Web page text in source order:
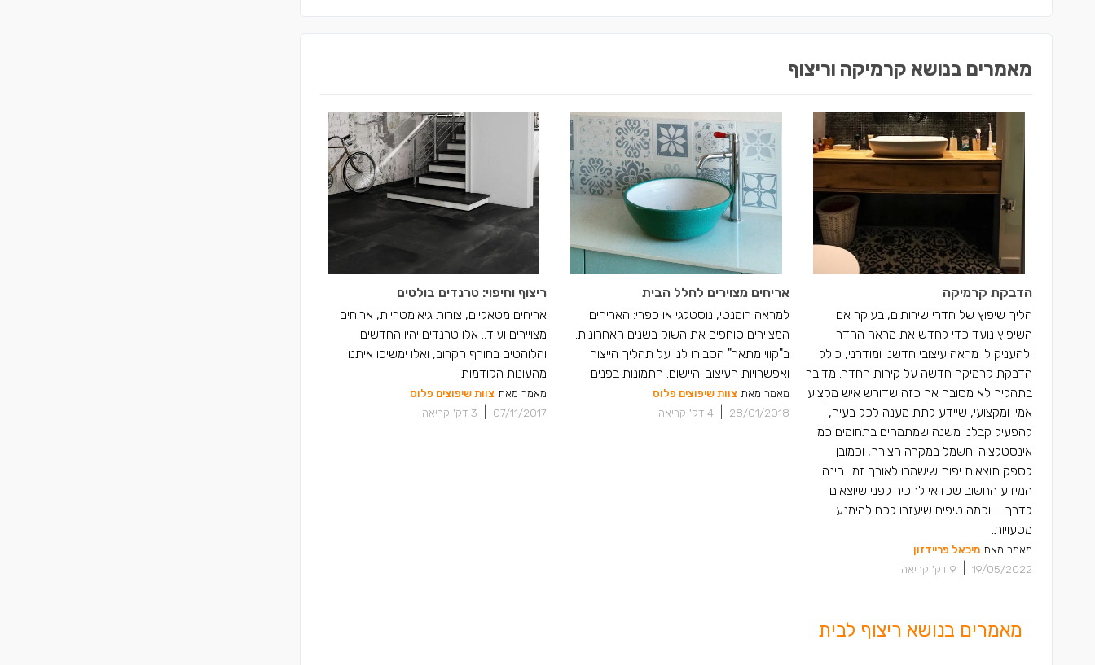
מאמרים בנושא קרמיקה וריצוף
הדבקת קרמיקה
הליך שיפוץ של חדרי שירותים, בעיקר אם
השיפוץ נועד כדי לחדש את מראה החדר
ולהעניק לו מראה עיצובי חדשני ומודרני, כולל
הדבקת קרמיקה חדשה על קירות החדר. מדובר
בתהליך לא מסובך אך כזה שדורש איש מקצוע
אמין ומקצועי, שיידע לתת מענה לכל בעיה,
להפעיל קבלני משנה שמתמחים בתחומים כמו
אינסטלציה וחשמל במקרה הצורך, וכמובן
לספק תוצאות יפות שישמרו לאורך זמן. הינה
המידע החשוב שכדאי להכיר לפני שיוצאים
לדרך – וכמה טיפים שיעזרו לכם להימנע
מטעויות.
מאמר מאת מיכאל פריידזון
19/05/2022
9 דק' קריאה
אריחים מצוירים לחלל הבית
למראה רומנטי, נוסטלגי או כפרי: האריחים
המצוירים סוחפים את השוק בשנים האחרונות.
ב"קווי מתאר" הסבירו לנו על תהליך הייצור
ואפשרויות העיצוב והיישום. התמונות בפנים
מאמר מאת צוות שיפוצים פלוס
28/01/2018
4 דק' קריאה
ריצוף וחיפוי: טרנדים בולטים
אריחים מטאליים, צורות גיאומטריות, אריחים
מצויירים ועוד.. אלו טרנדים יהיו החדשים
והלוהטים בחורף הקרוב, ואלו ימשיכו איתנו
מהעונות הקודמות
מאמר מאת צוות שיפוצים פלוס
07/11/2017
3 דק' קריאה
מאמרים בנושא ריצוף לבית